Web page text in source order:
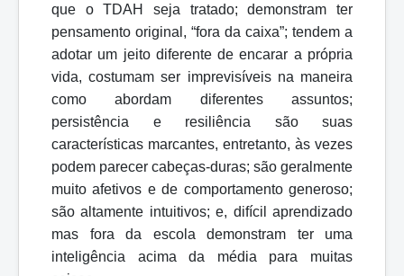
que o TDAH seja tratado; demonstram ter
pensamento original, “fora da caixa”; tendem a
adotar um jeito diferente de encarar a própria
vida, costumam ser imprevisíveis na maneira
como
abordam diferentes
assuntos;
persistência
e resiliência são suas
características marcantes, entretanto, às vezes
podem parecer cabeças-duras; são geralmente
muito afetivos e de comportamento generoso;
são altamente intuitivos; e, difícil aprendizado
mas fora da escola demonstram ter uma
inteligência acima da média para muitas